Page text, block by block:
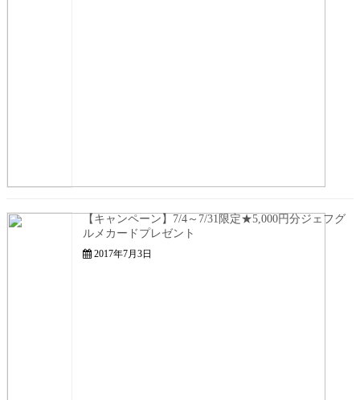
【キャンペーン】7/4～7/31限定★5,000円分ジェフグ
ルメカードプレゼント
2017年7月3日